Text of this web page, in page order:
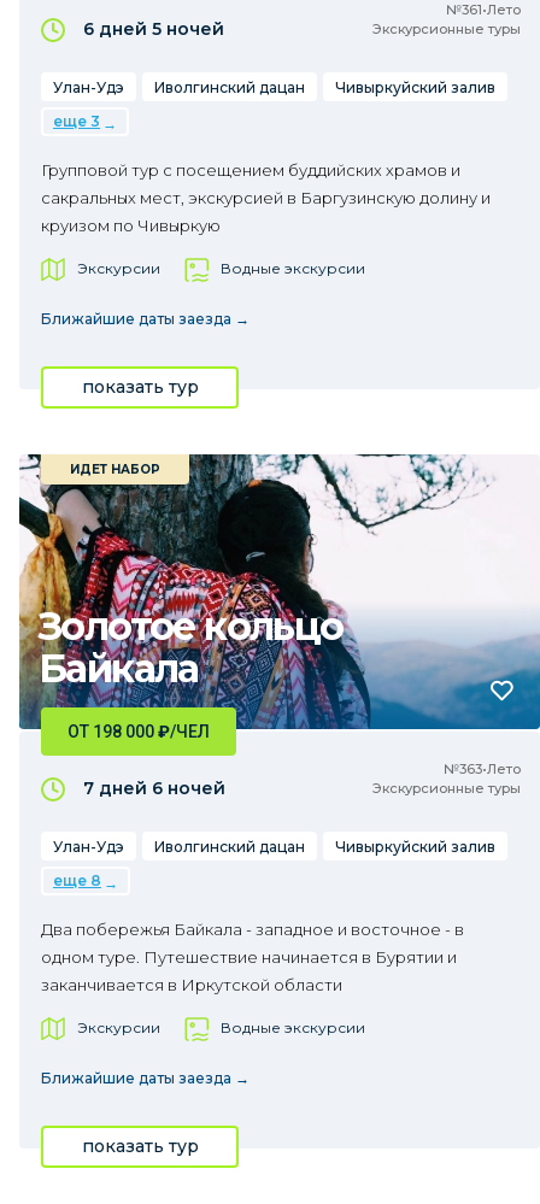
№361•Лето
Экскурсионные туры
6 дней 5 ночей
Улан-Удэ Иволгинский дацан
Чивыркуйский залив
еще 3
Групповой тур с посещением буддийских храмов и
сакральных мест, экскурсией в Баргузинскую долину и
круизом по Чивыркую
Экскурсии Водные экскурсии
Ближайшие даты заезда →
показать тур
Золотое кольцо
Байкала
ИДЕТ НАБОР
№363•Лето
Экскурсионные туры
ОТ 198 000₽/ЧЕЛ
7 дней 6 ночей
Улан-Удэ Иволгинский дацан
Чивыркуйский залив
еще 8
Два побережья Байкала - западное и восточное - в
одном туре. Путешествие начинается в Бурятии и
заканчивается в Иркутской области
Экскурсии Водные экскурсии
Ближайшие даты заезда →
показать тур